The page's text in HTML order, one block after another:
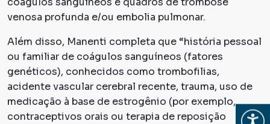
Abrir
venosa profunda e/ou embolia pulmonar.
Além disso, Manenti completa que “história pessoal
ou familiar de coágulos sanguíneos (fatores
genéticos), conhecidos como trombofilias,
acidente vascular cerebral recente, trauma, uso de
medicação à base de estrogênio (por exemplo,
contraceptivos orais ou terapia de reposição